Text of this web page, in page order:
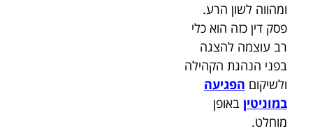
ומהווה לשון הרע.
פסק דין כזה הוא כלי
רב עוצמה להצגה
בפני הנהגת הקהילה
ולשיקום הפגיעה
במוניטין באופן
מוחלט.